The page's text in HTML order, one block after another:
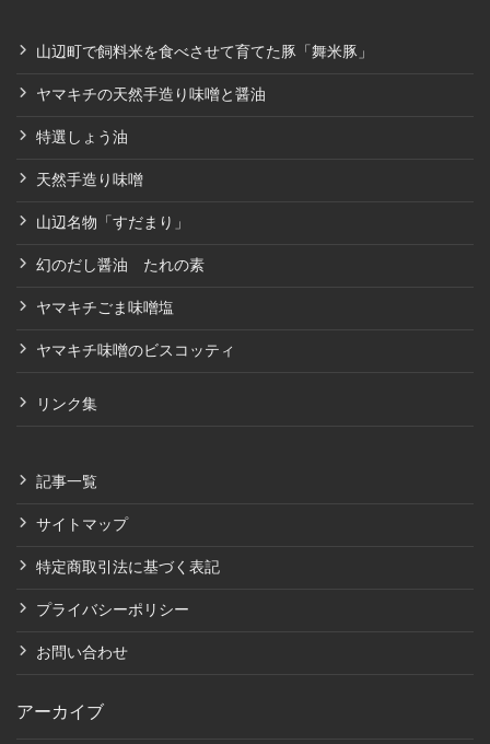
山辺町で飼料米を食べさせて育てた豚「舞米豚」
ヤマキチの天然手造り味噌と醤油
特選しょう油
天然手造り味噌
山辺名物「すだまり」
幻のだし醤油 たれの素
ヤマキチごま味噌塩
ヤマキチ味噌のビスコッティ
リンク集
記事一覧
サイトマップ
特定商取引法に基づく表記
プライバシーポリシー
お問い合わせ
アーカイブ